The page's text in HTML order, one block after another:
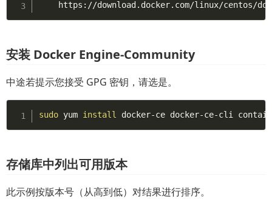
https://download.docker.com/linux/centos/
安装 Docker Engine-Community
中途若提示您接受 GPG 密钥，请选是。
sudo yum install docker-ce docker-ce-cli
存储库中列出可用版本
此示例按版本号（从高到低）对结果进行排序。